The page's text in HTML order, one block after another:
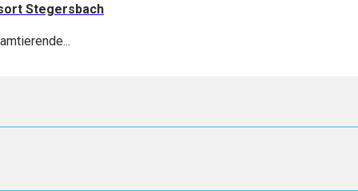
Stegersbach